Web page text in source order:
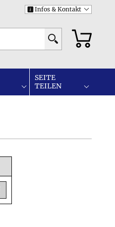
i Infos & Kontakt
SEITE
TEILEN